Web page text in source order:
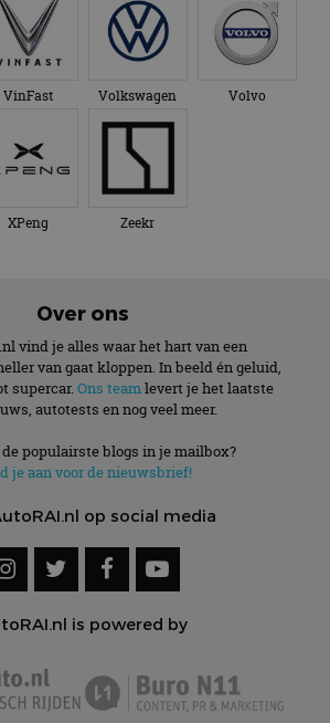
VinFast Volkswagen Volvo
XPeng Zeekr
Over ons
vind je alles waar het hart van een
van gaat kloppen. In beeld én geluid,
supercar. Ons teamlevert je het laatste
autotests en nog veel meer.
populairste blogs in je mailbox?
je aan voor de nieuwsbrief!
op social media
is powered by